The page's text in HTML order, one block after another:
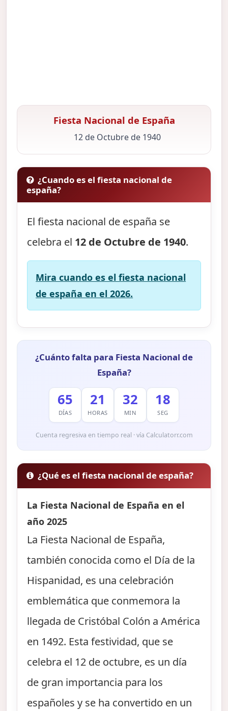
Fiesta Nacional de España
12 de Octubre de 1940
¿Cuando es el fiesta nacional de
españa?
El fiesta nacional de españa se
celebra el 12 de Octubre de 1940.
Mira cuando es el fiesta nacional
de españa en el 2026.
¿Cuánto falta para Fiesta Nacional de
España?
65
DÍAS
21
HORAS
32
MIN
17
SEG
Cuenta regresiva en tiempo real · vía Calculatorr.com
¿Qué es el fiesta nacional de españa?
La Fiesta Nacional de España en el
año 2025
La Fiesta Nacional de España,
también conocida como el Día de la
Hispanidad, es una celebración
emblemática que conmemora la
llegada de Cristóbal Colón a América
en 1492. Esta festividad, que se
celebra el 12 de octubre, es un día
de gran importancia para los
españoles y se ha convertido en un